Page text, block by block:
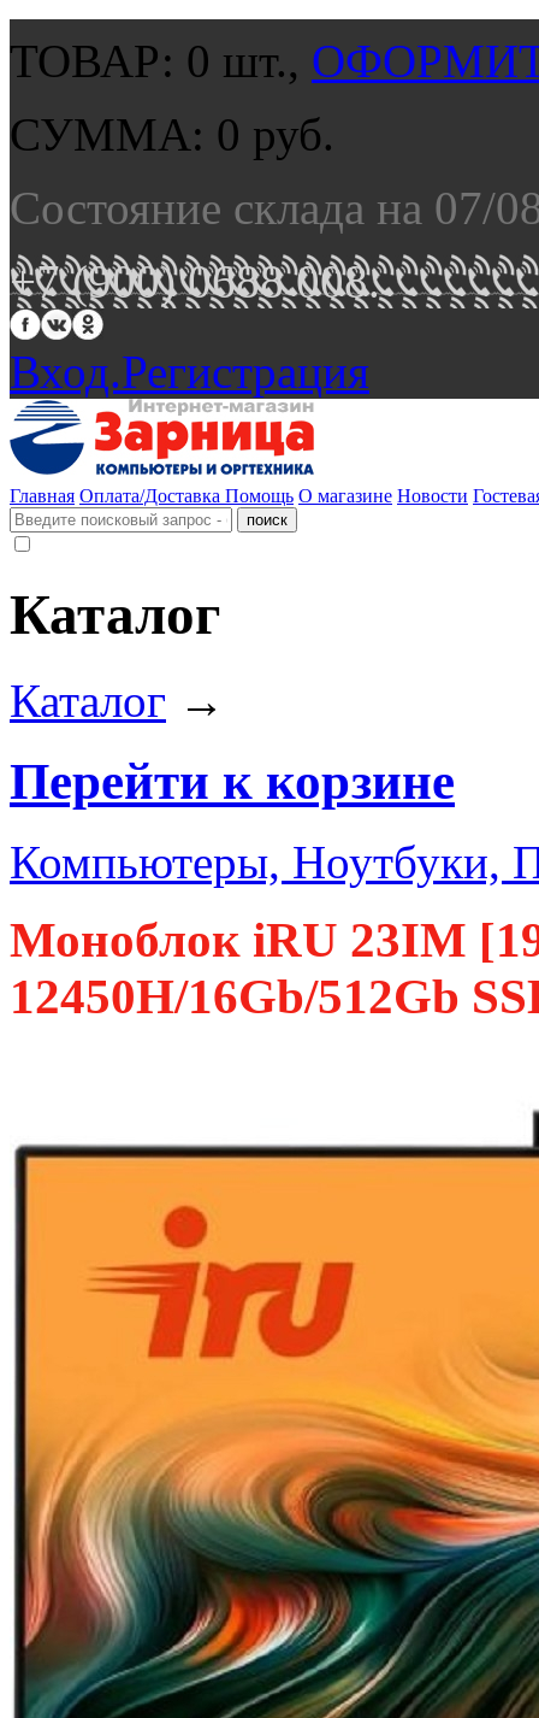
ТОВАР: 0 шт.,
СУММА: 0 руб.
Состояние склада на 07/
+7 (900) 0688 008.
Вход.Регистрация
Главная Оплата/Доставка Помощь О магазине Новости
Каталог
Каталог →
Перейти к корзине
Компьютеры, Ноутбуки,
Моноблок iRU 23IM
12450H/16Gb/512Gb